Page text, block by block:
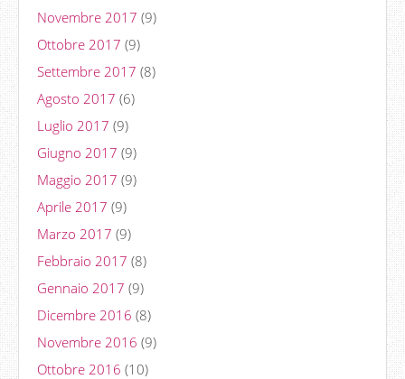
Novembre 2017 (9)
Ottobre 2017 (9)
Settembre 2017 (8)
Agosto 2017 (6)
Luglio 2017 (9)
Giugno 2017 (9)
Maggio 2017 (9)
Aprile 2017 (9)
Marzo 2017 (9)
Febbraio 2017 (8)
Gennaio 2017 (9)
Dicembre 2016 (8)
Novembre 2016 (9)
Ottobre 2016 (10)